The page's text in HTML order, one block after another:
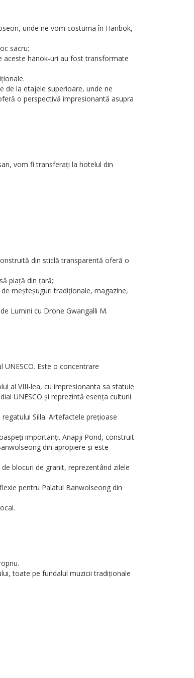
unde ne vom costuma în Hanbok,
sacru;
aceste hanok-uri au fost transformate
de la etajele superioare, unde ne
o perspectivă impresionantă asupra
vom fi transferați la hotelul din
din sticlă transparentă oferă o
piață din țară;
meșteșuguri tradiționale, magazine,
Lumini cu Drone Gwangalli M.
Este o concentrare
al VIII-lea, cu impresionanta sa statuie
UNESCO și reprezintă esența culturii
Silla. Artefactele prețioase
importanți. Anapji Pond, construit
din apropiere și este
blocuri de granit, reprezentând zilele
pentru Palatul Banwolseong din
toate pe fundalul muzicii tradiționale